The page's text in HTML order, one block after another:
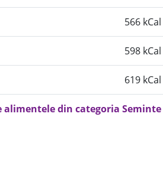
566 kCal
598 kCal
619 kCal
alimentele din categoria Seminte